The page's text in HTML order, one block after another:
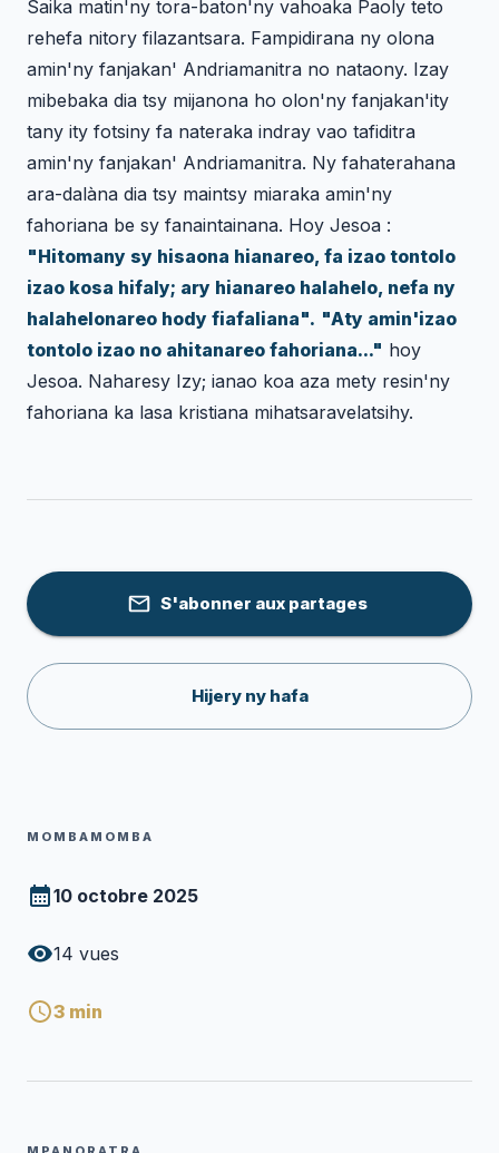
Saika matin'ny tora-baton'ny vahoaka Paoly teto
rehefa nitory filazantsara. Fampidirana ny olona
amin'ny fanjakan' Andriamanitra no nataony. Izay
mibebaka dia tsy mijanona ho olon'ny fanjakan'ity
tany ity fotsiny fa nateraka indray vao tafiditra
amin'ny fanjakan' Andriamanitra. Ny fahaterahana
ara-dalàna dia tsy maintsy miaraka amin'ny
fahoriana be sy fanaintainana. Hoy Jesoa :
"Hitomany sy hisaona hianareo, fa izao tontolo
izao kosa hifaly; ary hianareo halahelo, nefa ny
halahelonareo hody fiafaliana". "Aty amin'izao
tontolo izao no ahitanareo fahoriana..." hoy
Jesoa. Naharesy Izy; ianao koa aza mety resin'ny
fahoriana ka lasa kristiana mihatsaravelatsihy.
S'abonner aux partages
Hijery ny hafa
MOMBAMOMBA
10 octobre 2025
14 vues
3 min